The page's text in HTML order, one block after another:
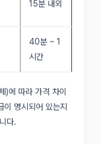
15분 내외
40분 ~ 1
시간
)에 따라 가격 차이
명시되어 있는지
다.